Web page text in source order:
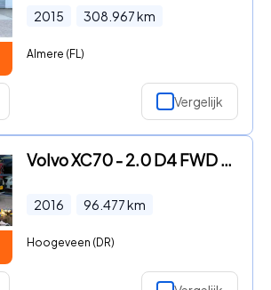
2015 308.967km
Almere (FL)
Vergelijk
Volvo XC70 - 2.0 D4 FWD Dynamic Edition
2016 96.477km
Hoogeveen (DR)